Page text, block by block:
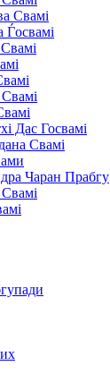
Свамі
Ѓосвамі
Дас Госвамі
Свамі
Чаран Прабгу